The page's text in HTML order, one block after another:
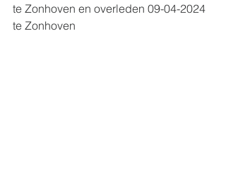
te Zonhoven en overleden 09-04-2024
te Zonhoven